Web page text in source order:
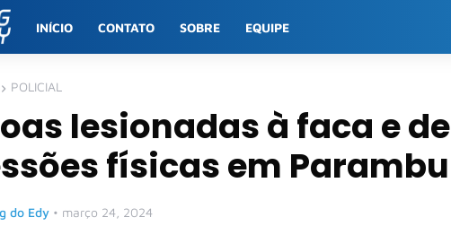
INÍCIO CONTATO SOBRE EQUIPE
POLICIAL
lesionadas à faca e de
físicas em Parambu
do Edy • março 24, 2024